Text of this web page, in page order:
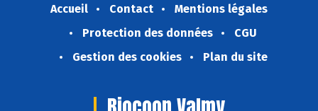
Accueil Contact
Mentions légales
Protection des données
CGU
Gestion des cookies
Plan du site